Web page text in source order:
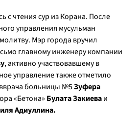
с чтения сур из Корана. После
управления мусульман
Мэр города вручил
главному инженеру компании
, активно участвовавшему в
управление также отметило
больницы №5Зуфера
«Бетона» Булата Закиеваи
Адиуллина.